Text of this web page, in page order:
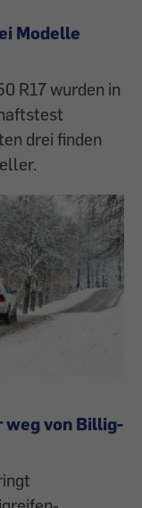
Modelle
R17 wurden in
drei finden
weg von Billig-